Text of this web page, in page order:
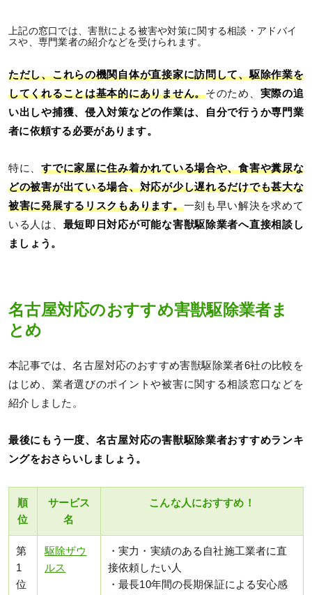
上記の窓口では、害獣による被害や対策に関する相談・アドバイ
スや、専門業者の紹介などを受けられます。
ただし、これらの機関自体が直接家に訪問して、駆除作業を
してくれることは基本的にありません。そのため、 実際の追
い出しや捕獲、侵入対策などの作業は、自分で行うか専門業
者に依頼する必要があります。
特に、すでに家屋に住み着かれている場合や、食害や糞尿な
どの被害が出ている場合、対応が少し遅れるだけでも甚大な
被害に発展するリスクもあります。一刻も早い解決を求めて
いる人は、 最短即日対応が可能な害獣駆除業者へ直接相談し
ましょう。
名古屋対応のおすすめ害獣駆除業者ま
とめ
本記事では、名古屋対応のおすすめ害獣駆除業者6社の比較を
はじめ、業者選びのポイントや被害に関する相談窓口などを
紹介しました。
最後にもう一度、名古屋対応の害獣駆除業者おすすめランキ
ングをおさらいしましょう。
順
位
サービス
名
こんな人におすすめ！
第
1
位
駆除ザウ
ルス
・実力・実績のある自社施工業者に直
接依頼したい人
・最長10年間の長期保証による安心感